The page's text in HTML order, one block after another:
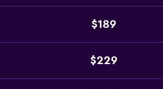
$189
$229